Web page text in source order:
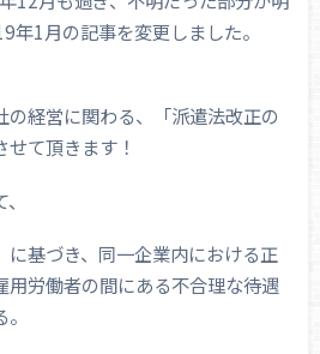
年1月の記事を変更しました。
経営に関わる、「派遣法改正の
て頂きます！
に基づき、同一企業内における正
用労働者の間にある不合理な待遇